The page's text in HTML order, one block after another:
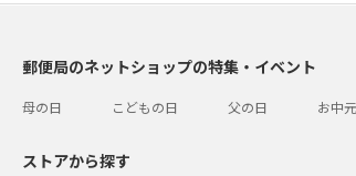
郵便局のネットショップの特集・イベント
母の日 こどもの日 父の日 お中元
ストアから探す